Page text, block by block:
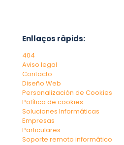
Enllaços ràpids:
404
Aviso legal
Contacto
Diseño Web
Personalización de Cookies
Política de cookies
Soluciones Informáticas
Empresas
Particulares
Soporte remoto informático